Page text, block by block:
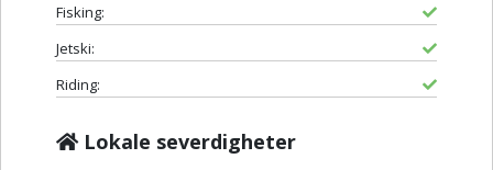
Fisking:
Jetski:
Riding:
Lokale severdigheter